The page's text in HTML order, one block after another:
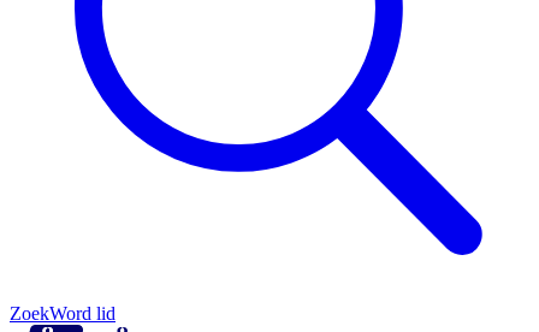
ZoekWord lid